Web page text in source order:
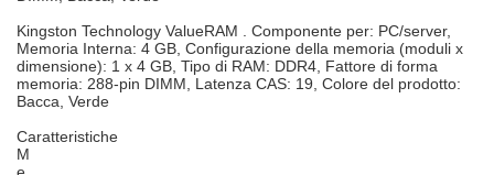
Kingston Technology ValueRAM . Componente per: PC/server,
Memoria Interna: 4 GB, Configurazione della memoria (moduli x
dimensione): 1 x 4 GB, Tipo di RAM: DDR4, Fattore di forma
memoria: 288-pin DIMM, Latenza CAS: 19, Colore del prodotto:
Bacca, Verde
Caratteristiche
M